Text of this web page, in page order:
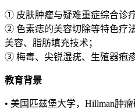
① 皮肤肿瘤与疑难重症综合诊疗
② 色素痣的美容切除等特色疗
美容、脂肪填充技术；
③ 梅毒、尖锐湿疣、生殖器疱
教育背景
• 美国匹兹堡大学，Hillman肿